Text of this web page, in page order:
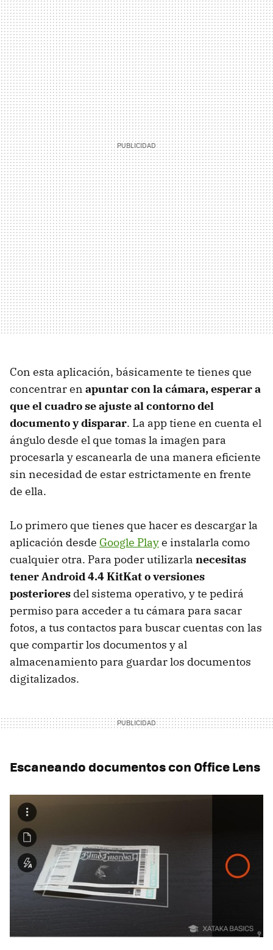
Con esta aplicación, básicamente te tienes que
concentrar en apuntar con la cámara, esperar a
que el cuadro se ajuste al contorno del
documento y disparar. La app tiene en cuenta el
ángulo desde el que tomas la imagen para
procesarla y escanearla de una manera eficiente
sin necesidad de estar estrictamente en frente
de ella.
Lo primero que tienes que hacer es descargar la
aplicación desde Google Playe instalarla como
cualquier otra. Para poder utilizarla necesitas
tener Android 4.4 KitKat o versiones
posteriores del sistema operativo, y te pedirá
permiso para acceder a tu cámara para sacar
fotos, a tus contactos para buscar cuentas con las
que compartir los documentos y al
almacenamiento para guardar los documentos
digitalizados.
Escaneando documentos con Office Lens